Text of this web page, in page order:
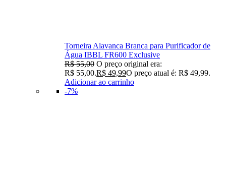
Torneira Alavanca Branca para Purificador de
Água IBBL FR600 Exclusive
R$55,00 O preço original era:
R$ 55,00.R$ 49,99O preço atual é: R$ 49,99.
Adicionar ao carrinho
-7%